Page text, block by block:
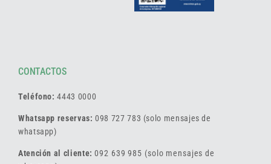
CONTACTOS
Teléfono: 4443 0000
Whatsapp reservas: 098 727 783 (solo mensajes de
whatsapp)
Atención al cliente:092 639 985 (solo mensajes de